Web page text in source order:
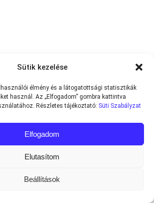
Sütik kezelése
élmény és a látogatottsági statisztikák
használ. Az „Elfogadom” gombra kattintva
Részletes tájékoztató: Süti Szabályzat
Elfogadom
Elutasítom
Beállítások